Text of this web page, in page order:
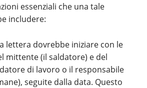
essenziali che una tale
includere:
lettera dovrebbe iniziare con le
mittente (il saldatore) e del
di lavoro o il responsabile
seguite dalla data. Questo